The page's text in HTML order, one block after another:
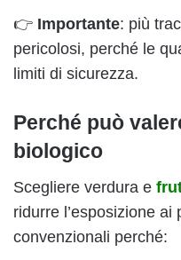
👉 Importante: più
pericolosi, perché le
limiti di sicurezza.
Perché può
biologico
Scegliere verdura e
ridurre l’esposizione
convenzionali perché: